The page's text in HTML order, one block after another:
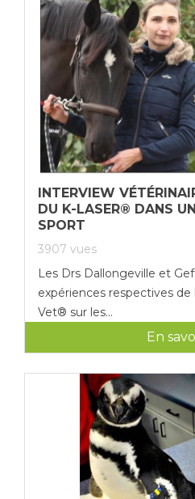
INTERVIEW
DU K-LASER® DANS
SPORT
3907 vues
Les Drs Dallongeville et
expériences respectives de
Vet® sur les...
En